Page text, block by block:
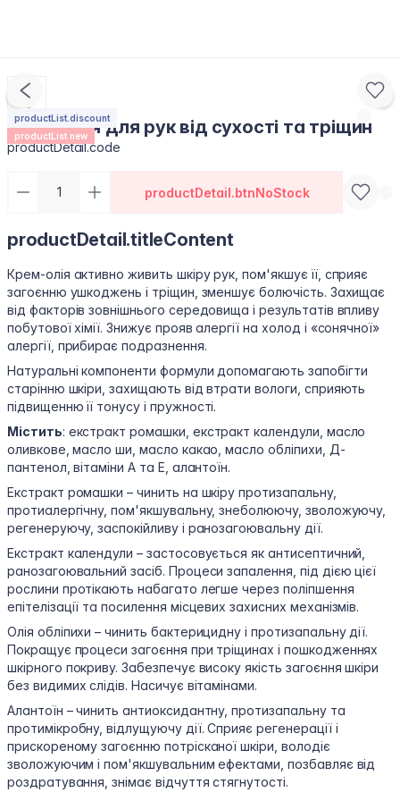
productList.discount
productList.new
Крем-олія для рук від сухості та тріщин
productDetail.code
productDetail.btnNoStock
productDetail.titleContent
Крем-олія активно живить шкіру рук, пом'якшує її, сприяє
загоєнню ушкоджень і тріщин, зменшує болючість. Захищає
від факторів зовнішнього середовища і результатів впливу
побутової хімії. Знижує прояв алергії на холод і «сонячної»
алергії, прибирає подразнення.
Натуральні компоненти формули допомагають запобігти
старінню шкіри, захищають від втрати вологи, сприяють
підвищенню її тонусу і пружності.
Містить: екстракт ромашки, екстракт календули, масло
оливкове, масло ши, масло какао, масло обліпихи, Д-
пантенол, вітаміни А та Е, алантоїн.
Екстракт ромашки – чинить на шкіру протизапальну,
протиалергічну, пом'якшувальну, знеболюючу, зволожуючу,
регенеруючу, заспокійливу і ранозагоювальну дії.
Екстракт календули – застосовується як антисептичний,
ранозагоювальний засіб. Процеси запалення, під дією цієї
рослини протікають набагато легше через поліпшення
епітелізації та посилення місцевих захисних механізмів.
Олія обліпихи – чинить бактерицидну і протизапальну дії.
Покращує процеси загоєння при тріщинах і пошкодженнях
шкірного покриву. Забезпечує високу якість загоєння шкіри
без видимих слідів. Насичує вітамінами.
Алантоїн – чинить антиоксидантну, протизапальну та
протимікробну, відлущуючу дії. Сприяє регенерації і
прискореному загоєнню потрісканої шкіри, володіє
зволожуючим і пом'якшувальним ефектами, позбавляє від
роздратування, знімає відчуття стягнутості.